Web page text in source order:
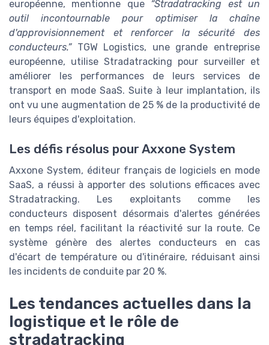
européenne, mentionne que “Stradatracking est un
outil incontournable pour optimiser la chaîne
d'approvisionnement et renforcer la sécurité des
conducteurs.”TGW Logistics, une grande entreprise
européenne, utilise Stradatracking pour surveiller et
améliorer les performances de leurs services de
transport en mode SaaS. Suite à leur implantation, ils
ont vu une augmentation de 25 % de la productivité de
leurs équipes d'exploitation.
Les défis résolus pour Axxone System
Axxone System, éditeur français de logiciels en mode
SaaS, a réussi à apporter des solutions efficaces avec
Stradatracking. Les exploitants comme les
conducteurs disposent désormais d'alertes générées
en temps réel, facilitant la réactivité sur la route. Ce
système génère des alertes conducteurs en cas
d'écart de température ou d'itinéraire, réduisant ainsi
les incidents de conduite par 20 %.
Les tendances actuelles dans la
logistique et le rôle de
stradatracking